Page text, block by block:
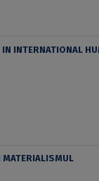
INTERNATIONAL
MATERIALISMUL